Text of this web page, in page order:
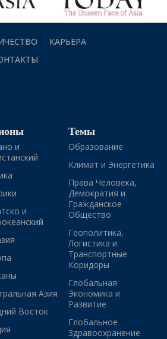
КАРЬЕРА
и
и
Азия
Восток
Темы
Образование
Климат и Энергетика
Права Человека,
Демократия и
Гражданское
Общество
Геополитика,
Логистика и
Транспортные
Коридоры
Глобальная
Экономика и
Развитие
Глобальное
Здравоохранение